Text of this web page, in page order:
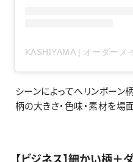
シーンによってヘリンボーン
柄の大きさ・色味・素材を場
【ビジネス】細かい柄＋